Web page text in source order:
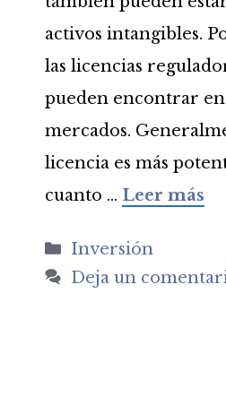
activos intangibles.
las licencias
pueden encontrar
mercados.
licencia es más
cuanto … Leer más
Categorías
Inversión
Deja un